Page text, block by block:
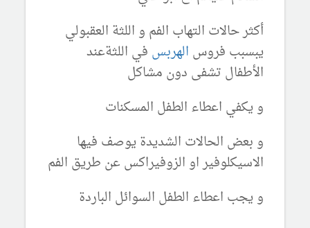
أكثر حالات التهاب الفم و اللثة العقبولي
يبسبب فروس الهربس في اللثةعند
الأطفال تشفى دون مشاكل
و يكفي اعطاء الطفل المسكنات
و بعض الحالات الشديدة يوصف فيها
الاسيكلوفير او الزوفيراكس عن طريق الفم
و يجب اعطاء الطفل السوائل الباردة